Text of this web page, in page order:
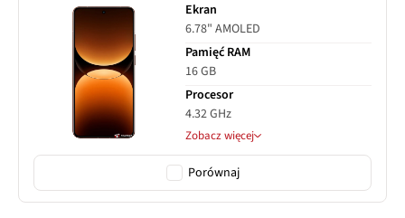
Ekran
6.78" AMOLED
Pamięć RAM
16 GB
Procesor
4.32 GHz
Zobacz więcej
Porównaj